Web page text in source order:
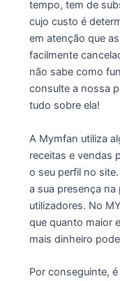
tempo, tem de
cujo custo é
em atenção que
facilmente
não sabe como
consulte a nossa
tudo sobre ela!
A Mymfan utiliza
receitas e vendas
o seu perfil no
a sua presença na
utilizadores. No
que quanto maior
mais dinheiro
Por conseguinte,